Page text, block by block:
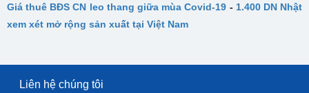
Giá thuê BĐS CN leo thang giữa mùa Covid-19 - 1.400 DN Nhật
xem xét mở rộng sản xuất tại Việt Nam
Liên hệ chúng tôi